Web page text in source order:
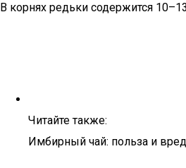
В корнях редьки содержится
Читайте также:
Имбирный чай: польза и